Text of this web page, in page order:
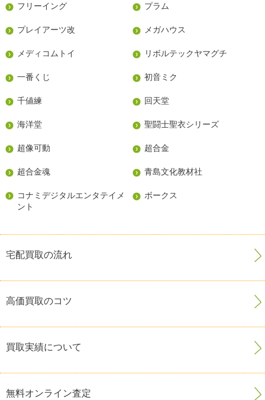
フリーイング プラム
プレイアーツ改 メガハウス
メディコムトイ リボルテックヤマグチ
一番くじ 初音ミク
千値練 回天堂
海洋堂 聖闘士聖衣シリーズ
超像可動 超合金
超合金魂 青島文化教材社
コナミデジタルエンタテイメ
ント
ボークス
宅配買取の流れ
高価買取のコツ
買取実績について
無料オンライン査定